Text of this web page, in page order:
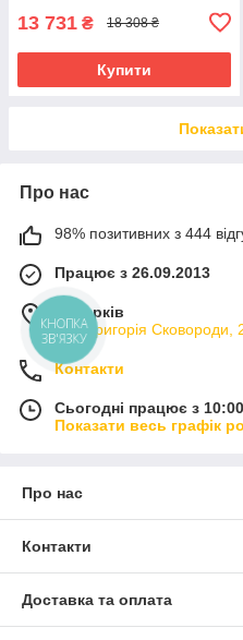
13 731 ₴ 18 308 ₴
Купити
Про нас
98% позитивних з 444
Працює з 26.09.2013
м. Харків
вул. Григорія Сковороди,
Контакти
Сьогодні працює з
Показати весь графік
Про нас
Контакти
Доставка та оплата
КНОПКА
ЗВ'ЯЗКУ